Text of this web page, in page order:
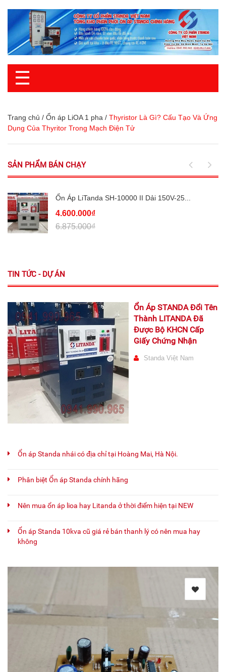
☰
Trang chủ / Ổn áp LiOA 1 pha / Thyristor Là Gì? Cấu Tạo Và Ứng
Dụng Của Thyritor Trong Mạch Điện Tử
SẢN PHẨM BÁN CHẠY
Ổn Áp LiTanda SH-10000 II Dải 150V-25...
4.600.000₫
6.875.000₫
TIN TỨC - DỰ ÁN
Ổn Áp STANDA Đổi Tên
Thành LITANDA Đã
Được Bộ KHCN Cấp
Giấy Chứng Nhận
Standa Việt Nam
Ổn áp Standa nhái có địa chỉ tại Hoàng Mai, Hà Nội.
Phân biệt Ổn áp Standa chính hãng
Nên mua ổn áp lioa hay Litanda ở thời điểm hiện tại NEW
Ổn áp Standa 10kva cũ giá rẻ bán thanh lý có nên mua hay
không